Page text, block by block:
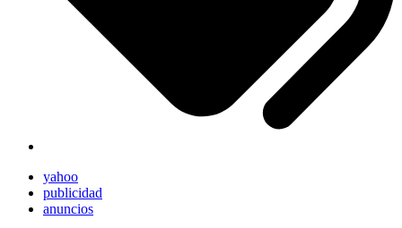
yahoo
publicidad
anuncios